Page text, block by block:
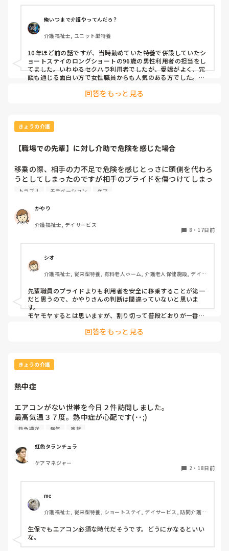
俺いつまで介護やってんだろ？
介護福祉士, ユニット型特養
10年ほど前の話ですが、当時勤めていた特養で併設していたシ
ョートステイのロングショートの96歳の男性利用者の担当をし
てました。いわゆるセクハラ利用者でしたが、愛嬌がよく、冗
談も通じる面白い方で女性職員からも人気のある方でした。
利用者「おい、ちょっとお尻触らせてくれよ」
に俺のケツも触って来たので「俺男だよ！？」と伝えたとこ
ろ、「若けりゃ男も女も関係ない！！」とかおっしゃる方でし
はできない為、俺の私物としてシリコンでできたCカップの胸
と。
当時、主任からは「それが理由でセクハラを助長してしまうか
もしれないが、本物ではないのでありかもしれない。ただ興奮
して血圧が上がる可能性もあるから、必ず付き添ってくださ
ね」と許可を得て、渡してみました。
めちゃくちゃ喜んでましたね。こちらとしても面白かったで
す。もちろんきっちり消毒したのちです。利用者は「うんう
ん」と言いながら揉みしだき「本物よりは少し硬いなぁ」とか
言ってました。
ったので、自分の携帯を使って写真撮りました。今まで見たこ
とないくらいの笑顔だったのです。それを実行した数日後に入
院し、息を引き取りました。その後、息子さんが施設へお礼を
たと報告。自分の携帯フォルダから、こんな良い写真が撮れた
のですがいかがですかと。そしたら息子さんから「なんて良い
写真なんでしょうか。是非ください。話のネタになります」
と。連絡先を交換したのち、全て送りました。もちろん自分の
た。俺にとってはあんなに喜んでいただいたのは初めてだった
のつまみにしたいと思います」みたいな感じのお返事をいただ
きました。やり取りはその日その時だけでした。
後の要望を全て叶えたやつですね。
で本物を揉んでましたね。
回答をもっと見る
きょうの介護
【職場での先輩】に対し介助で危険を感じた場合
移乗の際、相手の力不足で危険を感じとっさに頭側を代わろ
うとしてしまったのですが相手のプライドを傷つけてしまっ
たかなと後悔しています…
その後泣いていたようで上司と話しており悶々としていま
す…
(直接私に何か言われたわけではないのですが)
す。
トラブル モチベーション ケア
かやり
介護福祉士, デイサービス
8 ・ 17日前
シオ
介護福祉士, 従来型特養, 有料老人ホーム, 介護老人保健施設, デイケ
機能型居宅介護
先輩職員のプライドよりも利用者を安全に移乗することが第一
だと思うので、かやりさんの判断は間違っていないと思いま
す。
モヤモヤするとは思いますが、割り切って普段どおりが一番良
回答をもっと見る
きょうの介護
熱中症
エアコンがない世帯を今日２件訪問しました。
最高気温３７度。熱中症が心配です(･･;)
どうかお元気で。
救急搬送 病気 家族
虹色タランチュラ
ケアマネジャー
2 ・ 18日前
me
介護福祉士, 従来型特養, ショートステイ, デイサービス, 訪問介護,
生保でもエアコン必須な時代だそうです。どうにかなるといい
な。